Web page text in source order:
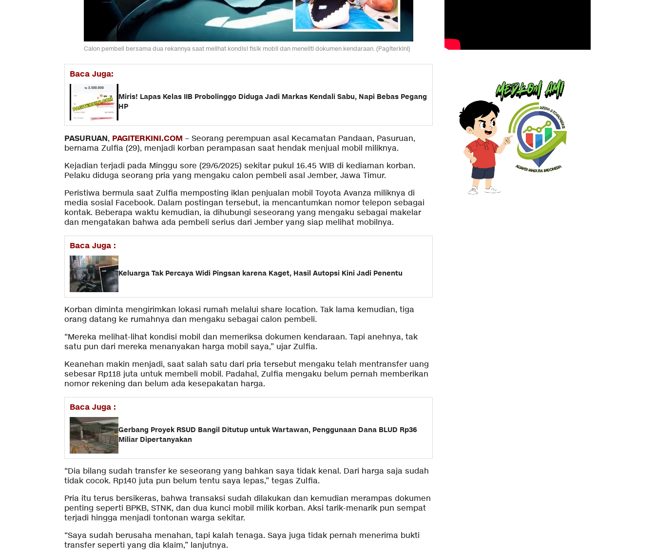
Calon pembeli bersama dua rekannya saat melihat kondisi fisik mobil dan meneliti dokumen kendaraan. (Pagiterkini)
Baca Juga:
Miris! Lapas Kelas IIB Probolinggo Diduga Jadi Markas Kendali Sabu, Napi Bebas Pegang
HP
PASURUAN, PAGITERKINI.COM – Seorang perempuan asal Kecamatan Pandaan, Pasuruan,
bernama Zulfia (29), menjadi korban perampasan saat hendak menjual mobil miliknya.
Kejadian terjadi pada Minggu sore (29/6/2025) sekitar pukul 16.45 WIB di kediaman korban.
Pelaku diduga seorang pria yang mengaku calon pembeli asal Jember, Jawa Timur.
Peristiwa bermula saat Zulfia memposting iklan penjualan mobil Toyota Avanza miliknya di
media sosial Facebook. Dalam postingan tersebut, ia mencantumkan nomor telepon sebagai
kontak. Beberapa waktu kemudian, ia dihubungi seseorang yang mengaku sebagai makelar
dan mengatakan bahwa ada pembeli serius dari Jember yang siap melihat mobilnya.
Baca Juga :
Keluarga Tak Percaya Widi Pingsan karena Kaget, Hasil Autopsi Kini Jadi Penentu
Korban diminta mengirimkan lokasi rumah melalui share location. Tak lama kemudian, tiga
orang datang ke rumahnya dan mengaku sebagai calon pembeli.
“Mereka melihat-lihat kondisi mobil dan memeriksa dokumen kendaraan. Tapi anehnya, tak
satu pun dari mereka menanyakan harga mobil saya,” ujar Zulfia.
Keanehan makin menjadi, saat salah satu dari pria tersebut mengaku telah mentransfer uang
sebesar Rp118 juta untuk membeli mobil. Padahal, Zulfia mengaku belum pernah memberikan
nomor rekening dan belum ada kesepakatan harga.
Baca Juga :
Gerbang Proyek RSUD Bangil Ditutup untuk Wartawan, Penggunaan Dana BLUD Rp36
Miliar Dipertanyakan
“Dia bilang sudah transfer ke seseorang yang bahkan saya tidak kenal. Dari harga saja sudah
tidak cocok. Rp140 juta pun belum tentu saya lepas,” tegas Zulfia.
Pria itu terus bersikeras, bahwa transaksi sudah dilakukan dan kemudian merampas dokumen
penting seperti BPKB, STNK, dan dua kunci mobil milik korban. Aksi tarik-menarik pun sempat
terjadi hingga menjadi tontonan warga sekitar.
“Saya sudah berusaha menahan, tapi kalah tenaga. Saya juga tidak pernah menerima bukti
transfer seperti yang dia klaim,” lanjutnya.